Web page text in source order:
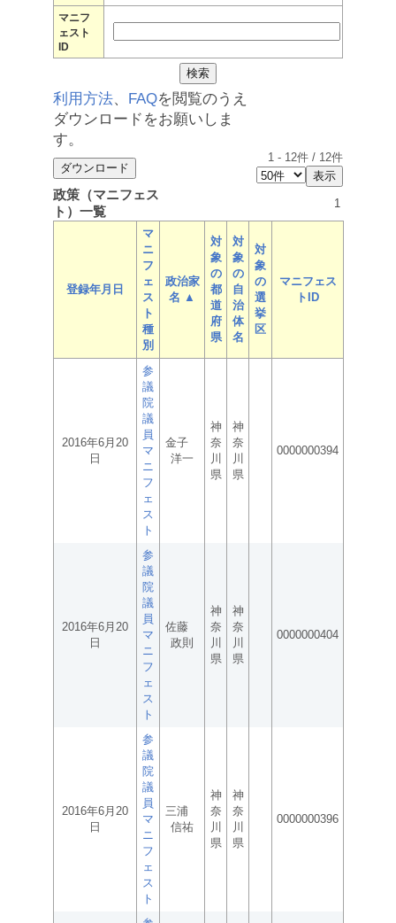
マニフ
ェスト
ID
利用方法、 FAQを閲覧のうえ
ダウンロードをお願いしま
す。
1 - 12件 / 12件
政策（マニフェス
ト）一覧
1
登録年月日
マ
ニ
フ
ェ
ス
ト
種
別
政治家
名 ▲
対
象
の
都
道
府
県
対
象
の
自
治
体
名
対
象
の
選
挙
区
マニフェス
トID
2016年6月20
日
参
議
院
議
員
マ
ニ
フ
ェ
ス
ト
金子
洋一
神
奈
川
県
神
奈
川
県
0000000394
2016年6月20
日
参
議
院
議
員
マ
ニ
フ
ェ
ス
ト
佐藤
政則
神
奈
川
県
神
奈
川
県
0000000404
2016年6月20
日
参
議
院
議
員
マ
ニ
フ
ェ
ス
ト
三浦
信祐
神
奈
川
県
神
奈
川
県
0000000396